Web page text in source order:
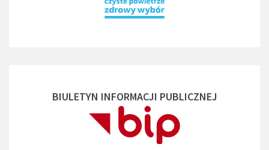
BIULETYN INFORMACJI PUBLICZNEJ